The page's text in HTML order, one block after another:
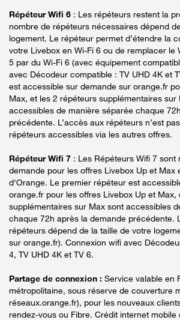
Répéteur Wifi 6 : Les répéteurs restent la
nombre de répéteurs nécessaires dépend
logement. Le répéteur permet d’étendre la
votre Livebox en Wi-Fi 6 ou de remplacer le
5 par du Wi-Fi 6 (avec équipement
avec Décodeur compatible : TV UHD 4K et
est accessible sur demande sur orange.fr
Max, et les 2 répéteurs supplémentaires sur
accessibles de manière séparée chaque
précédente. L’accès aux répéteurs n’est
répéteurs accessibles via les autres offres.
Répéteur Wifi 7 : Les Répéteurs Wifi 7 sont
demande pour les offres Livebox Up et Max
d'Orange. Le premier répéteur est
orange.fr pour les offres Livebox Up et Max,
supplémentaires sur Max sont accessibles
chaque 72h après la demande précédente.
répéteurs dépend de la taille de votre
sur orange.fr). Connexion wifi avec
4, TV UHD 4K et TV 6.
Partage de connexion : Service valable en
métropolitaine, sous réserve de couverture
réseaux.orange.fr), pour les nouveaux
rendez-vous ou Fibre. Crédit internet mobile